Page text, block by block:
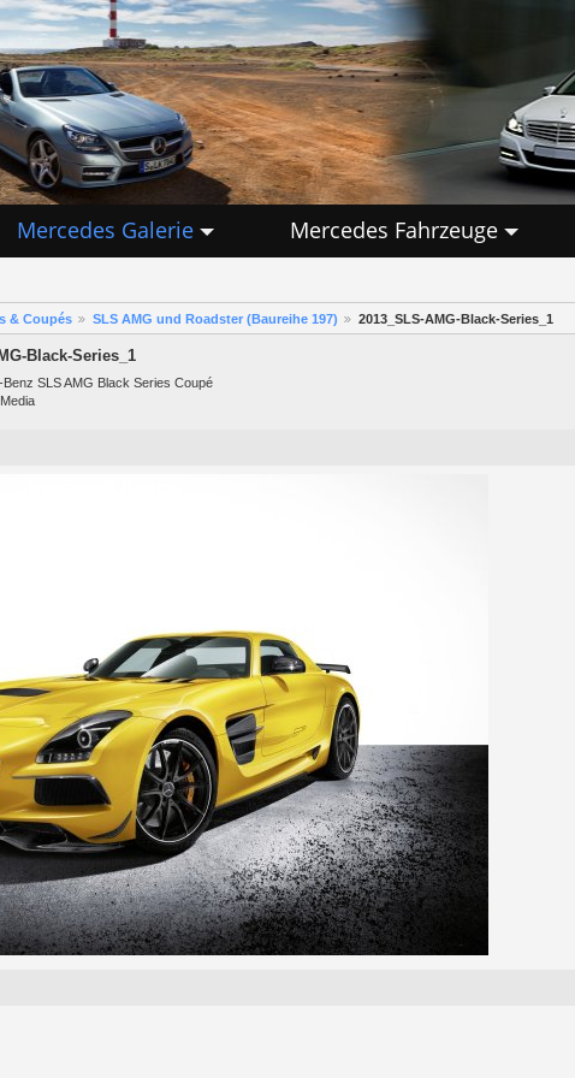
Mercedes Galerie Mercedes Fahrzeuge
& Coupés SLS AMG und Roadster (Baureihe 197) 2013_SLS-AMG-Black-Series_1
Black-Series_1
SLS AMG Black Series Coupé